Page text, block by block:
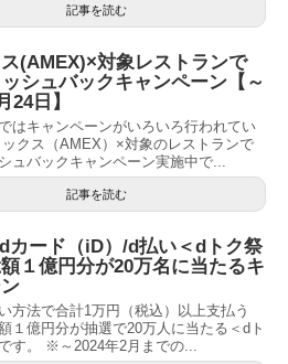
記事を読む
(AMEX)×対象レストランで
シュバックキャンペーン【～
24日】
はキャンペーンがいろいろ行われてい
ックス（AMEX）×対象のレストランで
ュバックキャンペーン実施中で...
記事を読む
カード（iD）/d払い＜dトク祭
１億円分が20万名に当たるキ
方法で合計1万円（税込）以上支払う
１億円分が抽選で20万人に当たる＜dト
す。 ※～2024年2月までの...